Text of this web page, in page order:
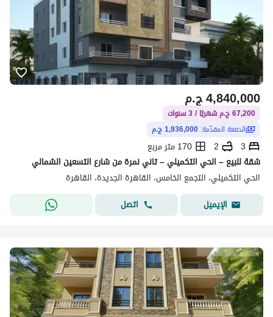
ج.م4,840,000
67,200 ج.م شهريًا / 3 سنوات
الدفعة المقدّمة: 1,936,000 ج.م
3
2
170 متر مربع
شقة للبيع – الحي التكميلي – تاني نمرة من شارع التسعين الشمالي
الحي التكميلي، التجمع الخامس، القاهرة الجديدة، القاهرة
الإيميل
اتصل